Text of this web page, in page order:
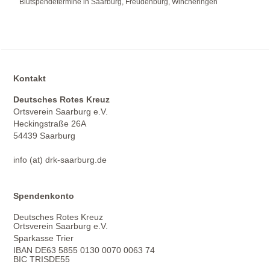
Blutspendetermine in Saarburg, Freudenburg, Wincheringen
Kontakt
Deutsches Rotes Kreuz
Ortsverein Saarburg e.V.
Heckingstraße 26A
54439 Saarburg
info (at) drk-saarburg.de
Spendenkonto
Deutsches Rotes Kreuz
Ortsverein Saarburg e.V.
Sparkasse Trier
IBAN DE63 5855 0130 0070 0063 74
BIC TRISDE55